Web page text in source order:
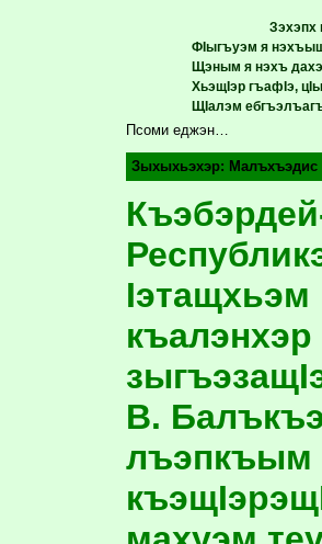
ФIыгъуэм я
Щэным я нэхъ
ХьэщIэр гъафIэ,
ЩIалэм
Псоми еджэн…
Зыхыхьэхэр: Малъхъэдис
Iэтащхьэм
В.
лъэпкъым